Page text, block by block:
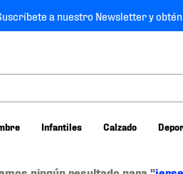
a nuestro Newsletter y obtén
Infantiles Calzado